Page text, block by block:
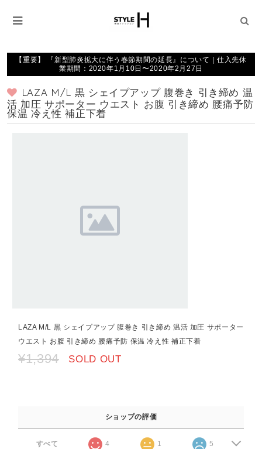
【重要】 『新型肺炎拡大に伴う春節期間の延長』について｜仕入先休
業期間：2020年1月10日〜2020年2月27日
LAZA M/L 黒 シェイプアップ 腹巻き 引き締め 温
活 加圧 サポーター ウエスト お腹 引き締め 腰痛予防
保温 冷え性 補正下着
LAZA M/L 黒 シェイプアップ 腹巻き 引き締め 温活 加圧 サポーター
ウエスト お腹 引き締め 腰痛予防 保温 冷え性 補正下着
¥1,394 SOLD OUT
ショップの評価
すべて 4 1 5